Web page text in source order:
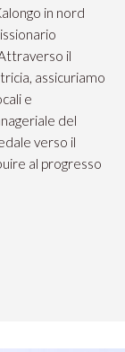
in nord
il
assicuriamo
e
del
verso il
al progresso